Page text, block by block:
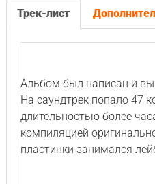
Трек-лист
Альбом был написан и
На саундтрек попало 47
длительностью более
компиляцией
пластинки занимался